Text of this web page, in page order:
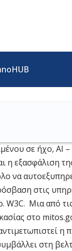
σε ήχο, ΑΙ
η
να
στις
Μια από
στο
στη